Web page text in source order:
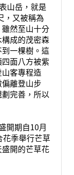
山岳，就是
，又被稱為
然至山十分
成的茂密森
一棵樹。這
面八方被紫
客專程造
離登山步
完善，所以
開期自10月
季舉行芒草
開的芒草花